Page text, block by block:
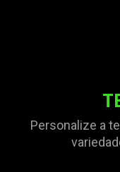
Personalize a